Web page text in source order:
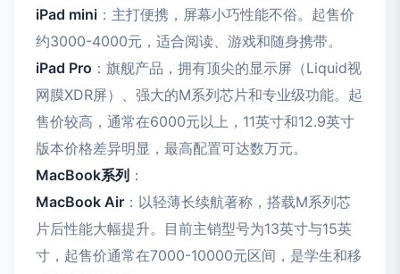
iPad mini ：主打便携，屏幕小巧性能不俗。起售价
约3000-4000元，适合阅读、游戏和随身携带。
iPad Pro ：旗舰产品，拥有顶尖的显示屏（Liquid视
网膜XDR屏）、强大的M系列芯片和专业级功能。起
售价较高，通常在6000元以上，11英寸和12.9英寸
版本价格差异明显，最高配置可达数万元。
MacBook系列 ：
MacBook Air ：以轻薄长续航著称，搭载M系列芯
片后性能大幅提升。目前主销型号为13英寸与15英
寸，起售价通常在7000-10000元区间，是学生和移